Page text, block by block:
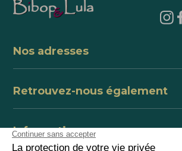
Nos adresses
Retrouvez-nous également
Informations